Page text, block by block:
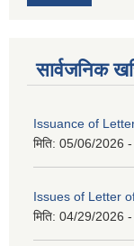
सार्वजनिक
Issuance of
मिति: 05/06/2026
Issues of Letter
मिति: 04/29/2026